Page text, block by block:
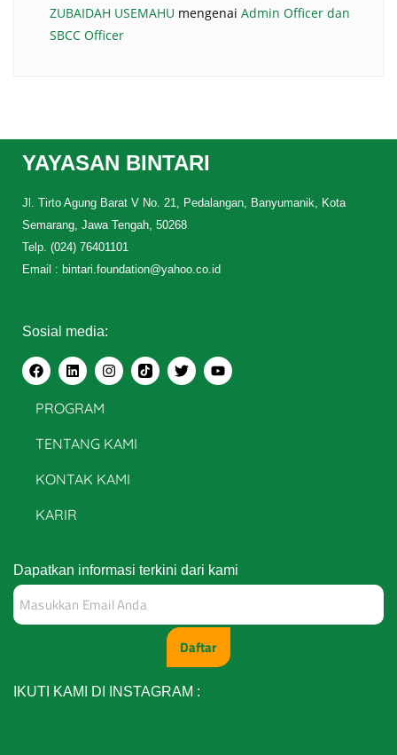
ZUBAIDAH USEMAHU mengenai Admin Officer dan
SBCC Officer
YAYASAN BINTARI
Jl. Tirto Agung Barat V No. 21, Pedalangan, Banyumanik, Kota
Semarang, Jawa Tengah, 50268
Telp. (024) 76401101
Email : bintari.foundation@yahoo.co.id
Sosial media:
PROGRAM
TENTANG KAMI
KONTAK KAMI
KARIR
Dapatkan informasi terkini dari kami
Daftar
IKUTI KAMI DI INSTAGRAM :